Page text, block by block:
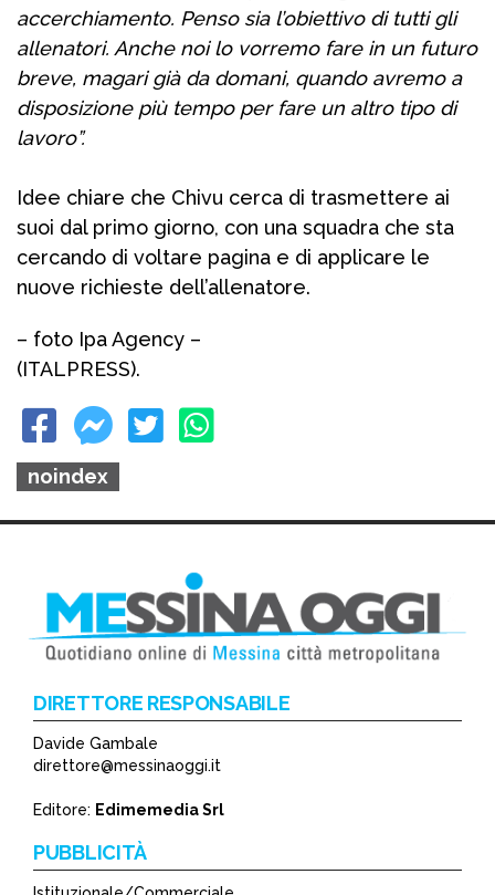
accerchiamento. Penso sia l’obiettivo di tutti gli
allenatori. Anche noi lo vorremo fare in un futuro
breve, magari già da domani, quando avremo a
disposizione più tempo per fare un altro tipo di
lavoro”.
Idee chiare che Chivu cerca di trasmettere ai
suoi dal primo giorno, con una squadra che sta
cercando di voltare pagina e di applicare le
nuove richieste dell’allenatore.
– foto Ipa Agency –
(ITALPRESS).
noindex
DIRETTORE RESPONSABILE
Davide Gambale
direttore@messinaoggi.it
Editore: Edimemedia Srl
PUBBLICITÀ